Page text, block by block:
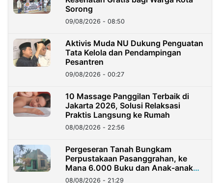
Sorong
09/08/2026 - 08:50
Aktivis Muda NU Dukung Penguatan
Tata Kelola dan Pendampingan
Pesantren
09/08/2026 - 00:27
10 Massage Panggilan Terbaik di
Jakarta 2026, Solusi Relaksasi
Praktis Langsung ke Rumah
08/08/2026 - 22:56
Pergeseran Tanah Bungkam
Perpustakaan Pasanggrahan, ke
Mana 6.000 Buku dan Anak-anak
Kini?
08/08/2026 - 21:29